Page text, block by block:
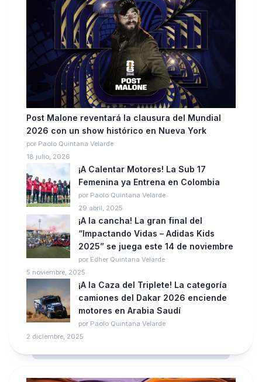
Post Malone reventará la clausura del Mundial
2026 con un show histórico en Nueva York
por Paolo Quintana Velarde
18 julio, 2026
¡A Calentar Motores! La Sub 17
Femenina ya Entrena en Colombia
por Paolo Quintana Velarde
29 abril, 2025
¡A la cancha! La gran final del
“Impactando Vidas – Adidas Kids
2025” se juega este 14 de noviembre
por Edher Quintana Velarde
5 noviembre, 2025
¡A la Caza del Triplete! La categoría
camiones del Dakar 2026 enciende
motores en Arabia Saudí
por Paolo Quintana Velarde
2 diciembre, 2025